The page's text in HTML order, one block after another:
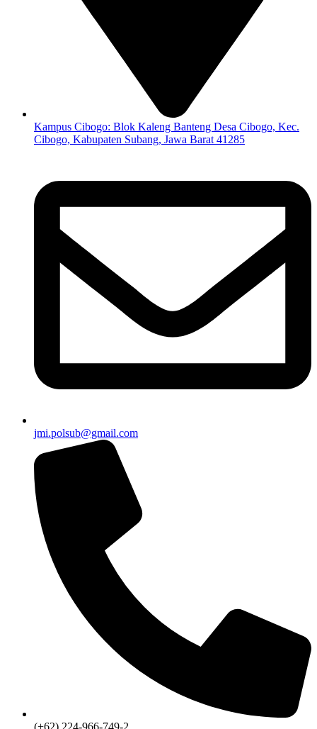
Kampus Cibogo: Blok Kaleng Banteng Desa Cibogo, Kec.
Cibogo, Kabupaten Subang, Jawa Barat 41285
jmi.polsub@gmail.com